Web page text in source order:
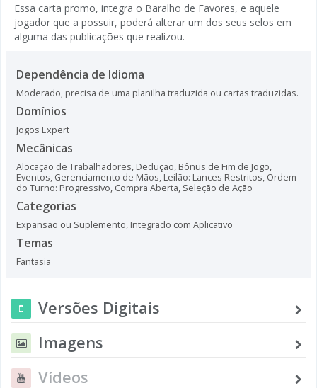
Essa carta promo, integra o Baralho de Favores, e aquele
jogador que a possuir, poderá alterar um dos seus selos em
alguma das publicações que realizou.
Dependência de Idioma
Moderado, precisa de uma planilha traduzida ou cartas traduzidas.
Domínios
Jogos Expert
Mecânicas
Alocação de Trabalhadores, Dedução, Bônus de Fim de Jogo,
Eventos, Gerenciamento de Mãos, Leilão: Lances Restritos, Ordem
do Turno: Progressivo, Compra Aberta, Seleção de Ação
Categorias
Expansão ou Suplemento, Integrado com Aplicativo
Temas
Fantasia
Versões Digitais
Imagens
Vídeos